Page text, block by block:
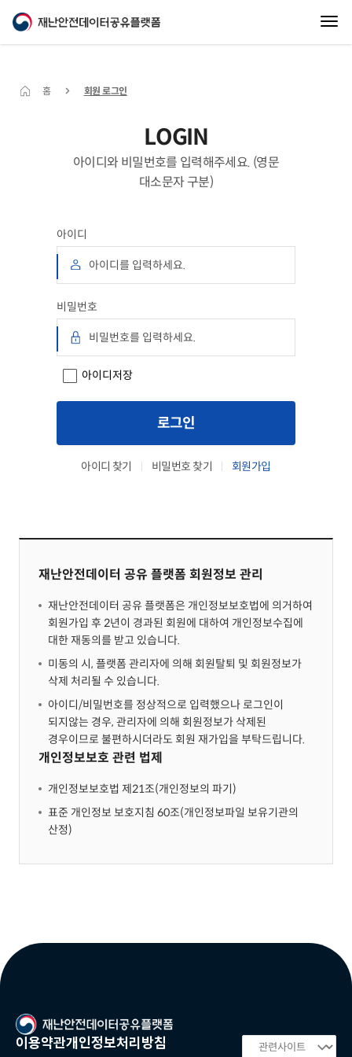
홈 회원 로그인
LOGIN
아이디와 비밀번호를 입력해주세요. (영문
대소문자 구분)
아이디
비밀번호
아이디저장
로그인
아이디 찾기 비밀번호 찾기 회원가입
재난안전데이터 공유 플랫폼 회원정보 관리
재난안전데이터 공유 플랫폼은 개인정보보호법에 의거하여
회원가입 후 2년이 경과된 회원에 대하여 개인정보수집에
대한 재동의를 받고 있습니다.
미동의 시, 플랫폼 관리자에 의해 회원탈퇴 및 회원정보가
삭제 처리될 수 있습니다.
아이디/비밀번호를 정상적으로 입력했으나 로그인이
되지않는 경우, 관리자에 의해 회원정보가 삭제된
경우이므로 불편하시더라도 회원 재가입을 부탁드립니다.
개인정보보호 관련 법제
개인정보보호법 제21조(개인정보의 파기)
표준 개인정보 보호지침 60조(개인정보파일 보유기관의
산정)
이용약관개인정보처리방침